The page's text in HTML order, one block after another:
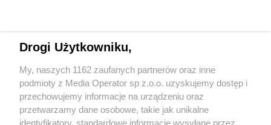
Wróć do strony głównej
Drogi Użytkowniku,
My, naszych 1162 zaufanych partnerów oraz inne
podmioty z Media Operator sp z.o.o. uzyskujemy dostęp i
przechowujemy informacje na urządzeniu oraz
przetwarzamy dane osobowe, takie jak unikalne
identyfikatory, standardowe informacje wysyłane przez